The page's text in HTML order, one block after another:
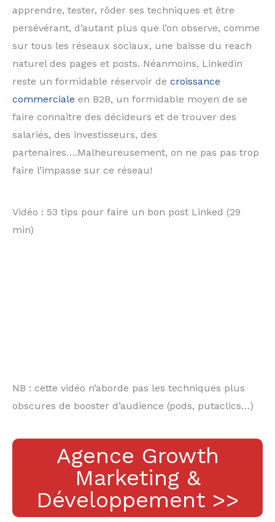
apprendre, tester, rôder ses techniques et être
persévérant, d’autant plus que l’on observe, comme
sur tous les réseaux sociaux, une baisse du reach
naturel des pages et posts. Néanmoins, Linkedin
reste un formidable réservoir de croissance
commerciale en B2B, un formidable moyen de se
faire connaitre des décideurs et de trouver des
salariés, des investisseurs, des
partenaires….Malheureusement, on ne pas pas trop
faire l’impasse sur ce réseau!
Vidéo : 53 tips pour faire un bon post Linked (29
min)
NB : cette vidéo n’aborde pas les techniques plus
obscures de booster d’audience (pods, putaclics…)
Agence Growth
Marketing &
Développement >>